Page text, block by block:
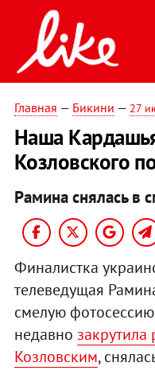
Главная — Бикини — 27
Наша
Козловского
Рамина снялась в
Финалистка
телеведущая
смелую
недавно
Козловским,